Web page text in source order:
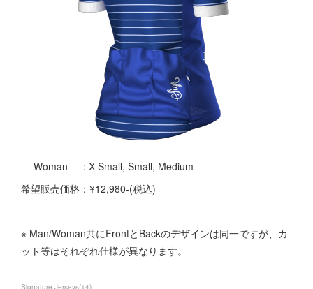
Woman : X-Small, Small, Medium
希望販売価格：¥12,980-(税込)
※ Man/Woman共にFrontとBackのデザインは同一ですが、カ
ット等はそれぞれ仕様が異なります。
Signature Jerseys(14)